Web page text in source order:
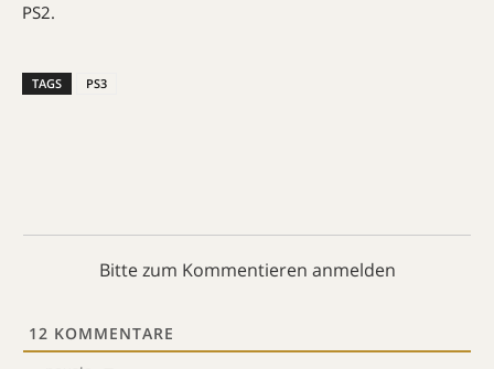
PS2.
TAGS PS3
Bitte zum Kommentieren anmelden
12 KOMMENTARE